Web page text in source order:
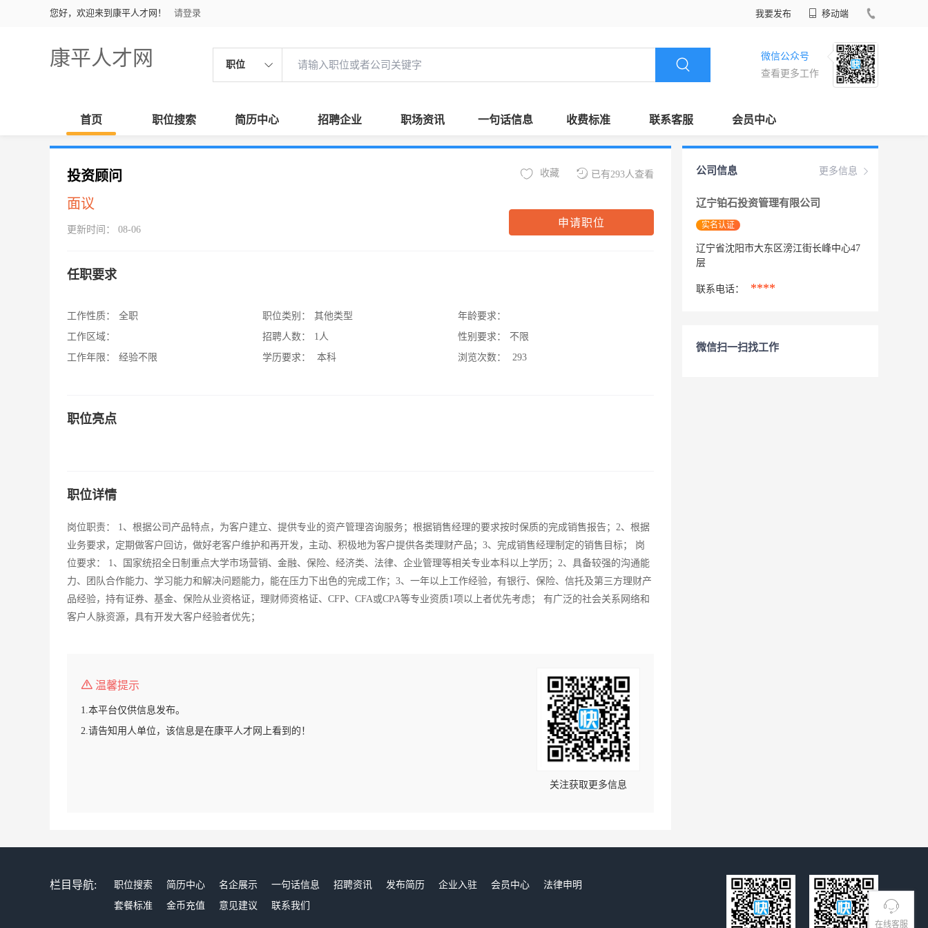
您好，欢迎来到康平人才网！ 请登录 我要发布 移动端
康平人才网 职位
微信公众号
查看更多工作
首页 职位搜索 简历中心 招聘企业 职场资讯 一句话信息 收费标准 联系客服 会员中心
在线客服
投资顾问
面议
更新时间： 08-06
已有293人查看
收藏
申请职位
任职要求
工作性质：
全职
工作区域：
工作年限：
经验不限
职位类别：
其他类型
招聘人数：
1人
学历要求：
本科
年龄要求：
性别要求：
不限
浏览次数：
293
职位亮点
职位详情
岗位职责： 1、根据公司产品特点，为客户建立、提供专业的资产管理咨询服务；根据销售经理的要求按时保质的完成销售报告；2、根据
业务要求，定期做客户回访，做好老客户维护和再开发，主动、积极地为客户提供各类理财产品；3、完成销售经理制定的销售目标； 岗
位要求： 1、国家统招全日制重点大学市场营销、金融、保险、经济类、法律、企业管理等相关专业本科以上学历；2、具备较强的沟通能
力、团队合作能力、学习能力和解决问题能力，能在压力下出色的完成工作；3、一年以上工作经验，有银行、保险、信托及第三方理财产
品经验，持有证券、基金、保险从业资格证，理财师资格证、CFP、CFA或CPA等专业资质1项以上者优先考虑； 有广泛的社会关系网络和
客户人脉资源，具有开发大客户经验者优先；
温馨提示
1.本平台仅供信息发布。
2.请告知用人单位，该信息是在康平人才网上看到的！
关注获取更多信息
更多信息
公司信息
辽宁铂石投资管理有限公司
实名认证
辽宁省沈阳市大东区滂江街长峰中心47
层
联系电话： ****
微信扫一扫找工作
栏目导航: 职位搜索 简历中心 名企展示 一句话信息 招聘资讯 发布简历 企业入驻 会员中心
法律申明
套餐标准
金币充值 意见建议 联系我们